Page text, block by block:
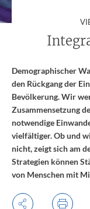
Demographischer
den Rückgang der
Bevölkerung. Wir
Zusammensetzung
notwendige
vielfältiger. Ob und
nicht, zeigt sich am
Strategien können
von Menschen mit